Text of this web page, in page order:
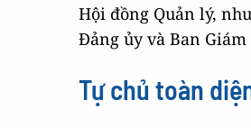
Hội đồng Quản lý,
Đảng ủy và Ban
Tự chủ toàn